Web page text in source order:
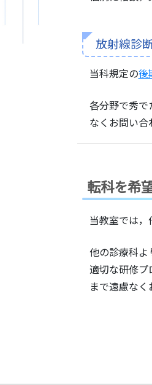
放射線診
当科規定の後
各分野で秀で
なくお問い合
転科を希
当教室では，
他の診療科
適切な研修プ
まで遠慮なく